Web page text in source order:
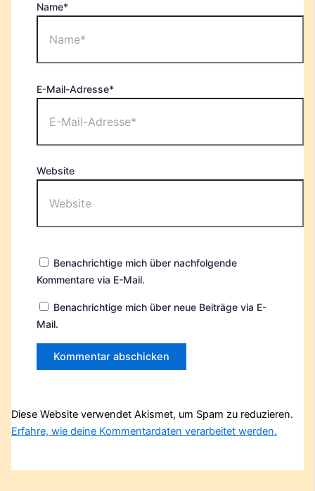
Name*
E-Mail-Adresse*
Website
Benachrichtige mich über nachfolgende
Kommentare via E-Mail.
Benachrichtige mich über neue Beiträge via E-
Mail.
Diese Website verwendet Akismet, um Spam zu reduzieren.
Erfahre, wie deine Kommentardaten verarbeitet werden.